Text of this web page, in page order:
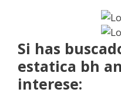
Si has
estatica bh
interese: